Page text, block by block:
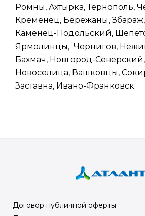
Ромны, Ахтырка, Тернополь,
Кременец, Бережаны,
Каменец-Подольский,
Ярмолинцы, Чернигов,
Бахмач, Новгород-
Новоселица, Вашковцы,
Заставна, Ивано-Франковск.
Договор публичной оферты